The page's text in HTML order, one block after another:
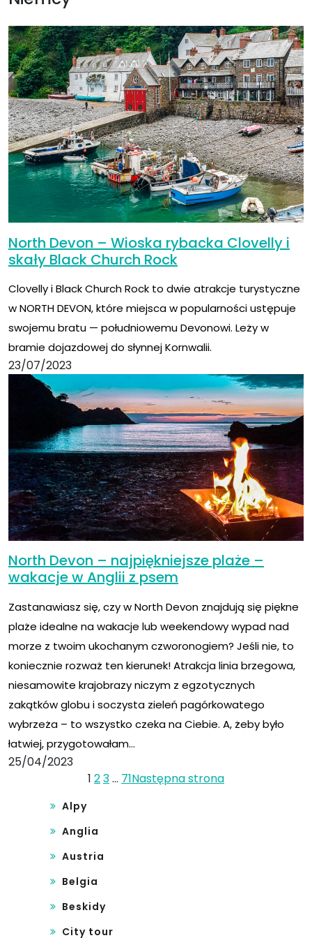
North Devon – Wioska rybacka Clovelly i
skały Black Church Rock
Clovelly i Black Church Rock to dwie atrakcje turystyczne
w NORTH DEVON, które miejsca w popularności ustępuje
swojemu bratu — południowemu Devonowi. Leży w
bramie dojazdowej do słynnej Kornwalii.
23/07/2023
North Devon – najpiękniejsze plaże –
wakacje w Anglii z psem
Zastanawiasz się, czy w North Devon znajdują się piękne
plaże idealne na wakacje lub weekendowy wypad nad
morze z twoim ukochanym czworonogiem? Jeśli nie, to
koniecznie rozważ ten kierunek! Atrakcja linia brzegowa,
niesamowite krajobrazy niczym z egzotycznych
zakątków globu i soczysta zieleń pagórkowatego
wybrzeża – to wszystko czeka na Ciebie. A, żeby było
łatwiej, przygotowałam…
25/04/2023
1 23… 71Następna strona
Alpy
Anglia
Austria
Belgia
Beskidy
City tour